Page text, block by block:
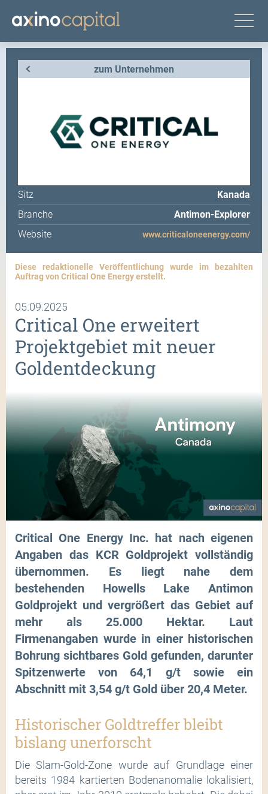
zum Unternehmen
Sitz
Kanada
Branche
Antimon-Explorer
Website
www.criticaloneenergy.com/
Diese redaktionelle Veröffentlichung wurde im bezahlten
Auftrag von Critical One Energy erstellt.
05.09.2025
Critical One erweitert
Projektgebiet mit neuer
Goldentdeckung
Critical One Energy Inc. hat nach eigenen
Angaben das KCR Goldprojekt vollständig
übernommen. Es liegt nahe dem
bestehenden Howells Lake Antimon
Goldprojekt und vergrößert das Gebiet auf
mehr als 25.000 Hektar. Laut
Firmenangaben wurde in einer historischen
Bohrung sichtbares Gold gefunden, darunter
Spitzenwerte von 64,1 g/t sowie ein
Abschnitt mit 3,54 g/t Gold über 20,4 Meter.
Historischer Goldtreffer bleibt
bislang unerforscht
Die Slam-Gold-Zone wurde auf Grundlage einer
bereits 1984 kartierten Bodenanomalie lokalisiert,